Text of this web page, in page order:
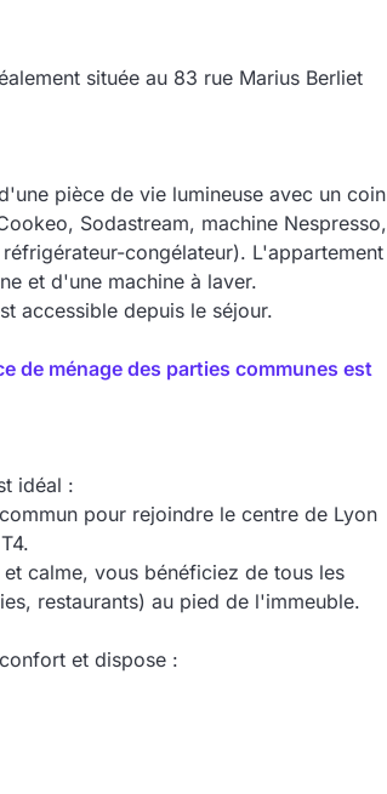
située au 83 rue Marius Berliet
pièce de vie lumineuse avec un coin
Sodastream, machine Nespresso,
congélateur). L'appartement
et d'une machine à laver.
accessible depuis le séjour.
de ménage des parties communes est
idéal :
pour rejoindre le centre de Lyon
calme, vous bénéficiez de tous les
restaurants) au pied de l'immeuble.
et dispose :